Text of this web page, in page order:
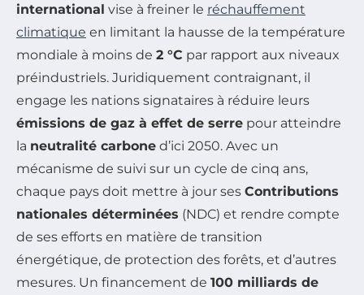
international vise à freiner le réchauffement
climatique en limitant la hausse de la température
mondiale à moins de 2 °C par rapport aux niveaux
préindustriels. Juridiquement contraignant, il
engage les nations signataires à réduire leurs
émissions de gaz à effet de serre pour atteindre
la neutralité carbone d’ici 2050. Avec un
mécanisme de suivi sur un cycle de cinq ans,
chaque pays doit mettre à jour ses Contributions
nationales déterminées (NDC) et rendre compte
de ses efforts en matière de transition
énergétique, de protection des forêts, et d’autres
mesures. Un financement de 100 milliards de